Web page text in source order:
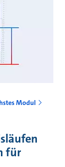
Modul
für